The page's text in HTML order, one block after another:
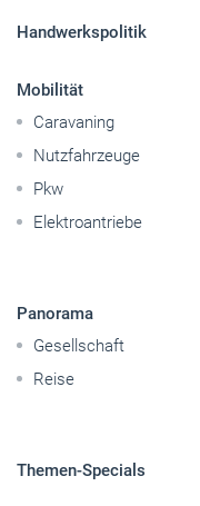
Handwerkspolitik
Mobilität
Caravaning
Nutzfahrzeuge
Pkw
Elektroantriebe
Panorama
Gesellschaft
Reise
Themen-Specials